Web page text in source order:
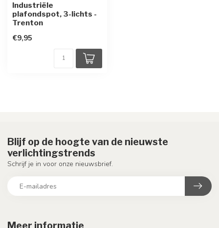
Industriële
plafondspot, 3-lichts -
Trenton
€9,95
Meer informatie
Blijf op de hoogte van de nieuwste
verlichtingstrends
Schrijf je in voor onze nieuwsbrief.